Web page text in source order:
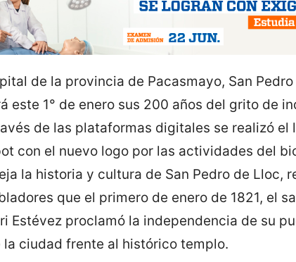
de la provincia de Pacasmayo, San
este 1° de enero sus 200 años del grito de
de las plataformas digitales se realizó el
con el nuevo logo por las actividades del
la historia y cultura de San Pedro de Lloc,
que el primero de enero de 1821, el
Estévez proclamó la independencia de su
la ciudad frente al histórico templo.